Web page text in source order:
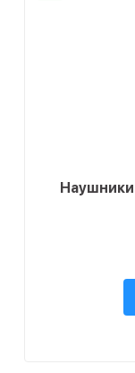
Наушники